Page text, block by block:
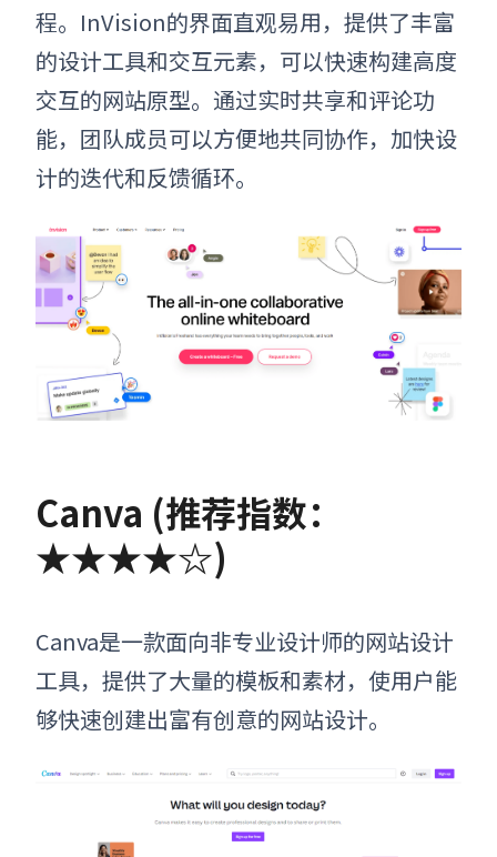
程。InVision的界面直观易用，提供了丰富
的设计工具和交互元素，可以快速构建高度
交互的网站原型。通过实时共享和评论功
能，团队成员可以方便地共同协作，加快设
计的迭代和反馈循环。
Canva (推荐指数：
★★★★☆)
Canva是一款面向非专业设计师的网站设计
工具，提供了大量的模板和素材，使用户能
够快速创建出富有创意的网站设计。